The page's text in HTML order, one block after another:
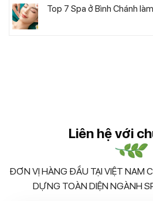
Top 7 Spa ở Bình Chánh
Liên hệ với
ĐƠN VỊ HÀNG ĐẦU TẠI VIỆT NAM
DỰNG TOÀN DIỆN NGÀNH